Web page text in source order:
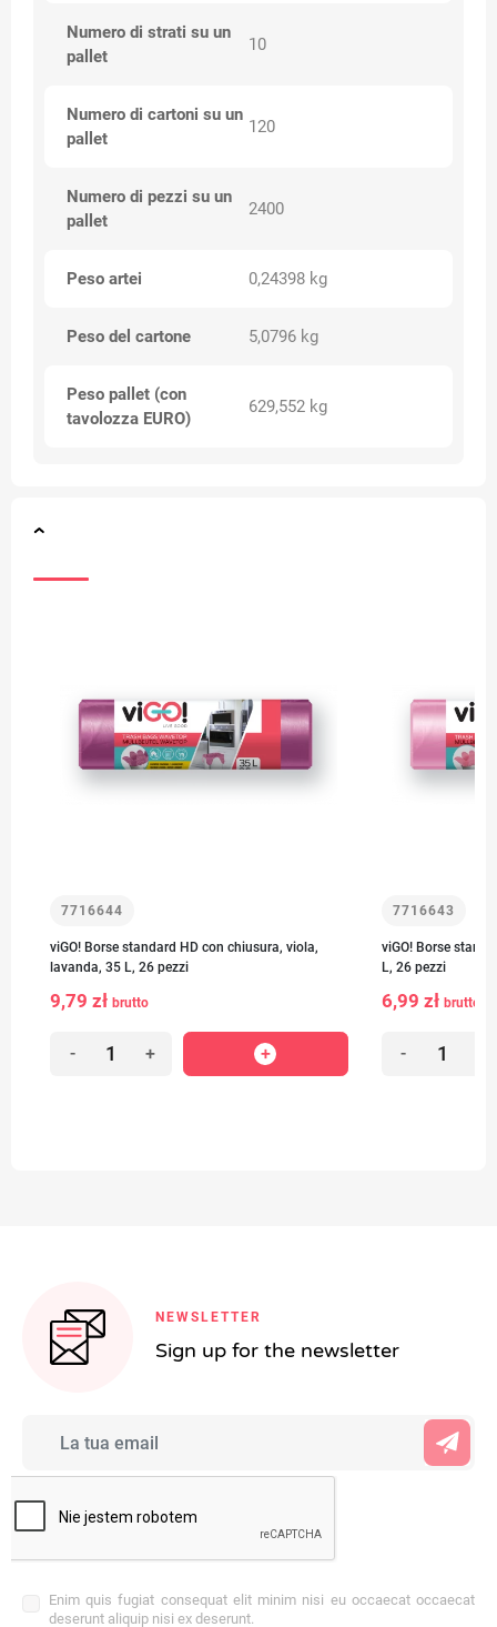
Numero di strati su un
pallet
10
Numero di cartoni su un
pallet
120
Numero di pezzi su un
pallet
2400
Peso artei 0,24398 kg
Peso del cartone 5,0796 kg
Peso pallet (con
tavolozza EURO)
629,552 kg
7716644
viGO! Borse standard HD con chiusura, viola,
lavanda, 35 L, 26 pezzi
9,79 zł brutto
- +
7716643
viGO! Borse
L, 26 pezzi
6,99 zł brutto
-
NEWSLETTER
Sign up for the newsletter
Enim quis fugiat consequat elit minim nisi eu occaecat occaecat
deserunt aliquip nisi ex deserunt.